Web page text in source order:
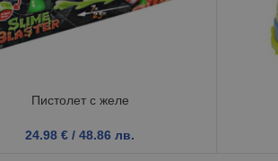
Пистолет с желе
24.98 € / 48.86 лв.